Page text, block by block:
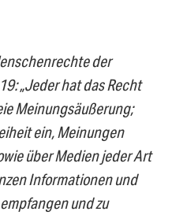
der
„Jeder hat das Recht
Meinungsäußerung;
ein, Meinungen
über Medien jeder Art
Informationen und
und zu